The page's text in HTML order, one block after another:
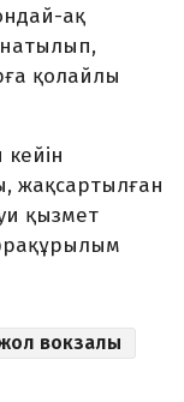
ақ
қолайлы
жақсартылған
қызмет
вокзалы